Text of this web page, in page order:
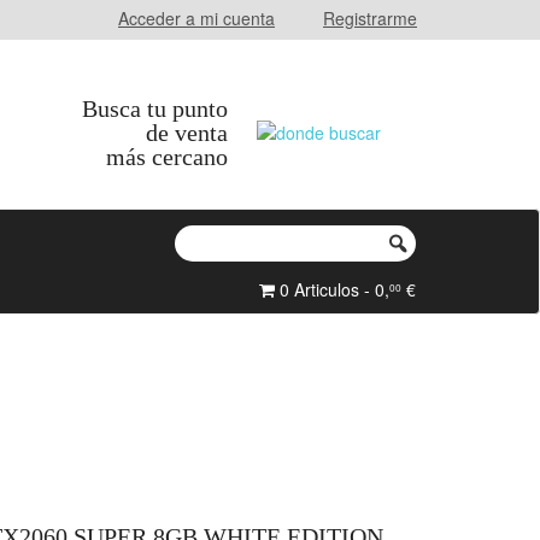
Acceder a mi cuenta Registrarme
Busca tu punto
de venta
más cercano
0 Articulos - 0,00 €